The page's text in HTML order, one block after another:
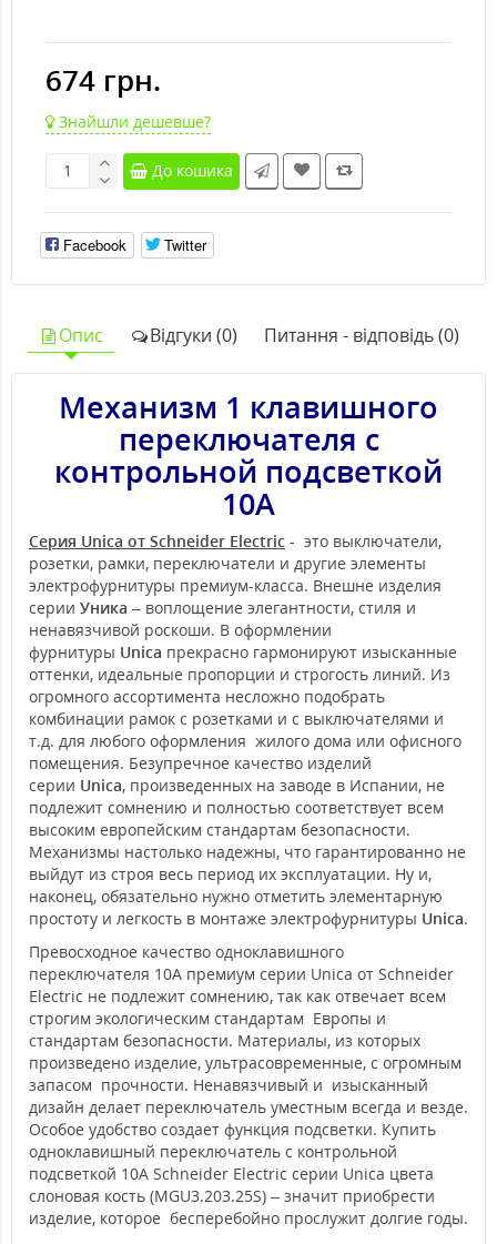
674 грн.
Знайшли дешевше?
До кошика
Facebook Twitter
Опис Відгуки (0) Питання - відповідь (0)
Механизм 1 клавишного
переключателя с
контрольной подсветкой
10А
Серия Unica от Schneider Electric - это выключатели,
розетки, рамки, переключатели и другие элементы
электрофурнитуры премиум-класса. Внешне изделия
серии Уника – воплощение элегантности, стиля и
ненавязчивой роскоши. В оформлении
фурнитуры Unica прекрасно гармонируют изысканные
оттенки, идеальные пропорции и строгость линий. Из
огромного ассортимента несложно подобрать
комбинации рамок с розетками и с выключателями и
т.д. для любого оформления жилого дома или офисного
помещения. Безупречное качество изделий
серии Unica, произведенных на заводе в Испании, не
подлежит сомнению и полностью соответствует всем
высоким европейским стандартам безопасности.
Механизмы настолько надежны, что гарантированно не
выйдут из строя весь период их эксплуатации. Ну и,
наконец, обязательно нужно отметить элементарную
простоту и легкость в монтаже электрофурнитуры Unica.
Превосходное качество одноклавишного
переключателя 10А премиум серии Unica от Schneider
Electric не подлежит сомнению, так как отвечает всем
строгим экологическим стандартам Европы и
стандартам безопасности. Материалы, из которых
произведено изделие, ультрасовременные, с огромным
запасом прочности. Ненавязчивый и изысканный
дизайн делает переключатель уместным всегда и везде.
Особое удобство создает функция подсветки. Купить
одноклавишный переключатель с контрольной
подсветкой 10А Schneider Electric серии Unica цвета
слоновая кость (MGU3.203.25S) – значит приобрести
изделие, которое бесперебойно прослужит долгие годы.